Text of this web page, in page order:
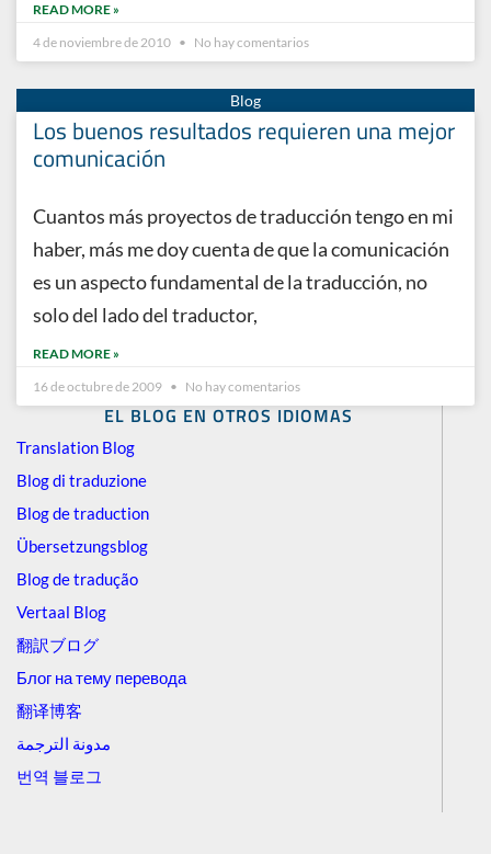
EL BLOG EN OTROS IDIOMAS
Translation Blog
Blog di traduzione
Blog de traduction
Übersetzungsblog
Blog de tradução
Vertaal Blog
翻訳ブログ
Блог на тему перевода
翻译博客
مدونة الترجمة
번역 블로그
READ MORE »
4 de noviembre de 2010
No hay comentarios
Los buenos resultados requieren una mejor
comunicación
Cuantos más proyectos de traducción tengo en mi
haber, más me doy cuenta de que la comunicación
es un aspecto fundamental de la traducción, no
solo del lado del traductor,
READ MORE »
16 de octubre de 2009
No hay comentarios